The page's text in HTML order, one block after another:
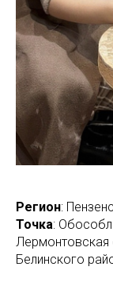
Регион:
Точка:
Белинского